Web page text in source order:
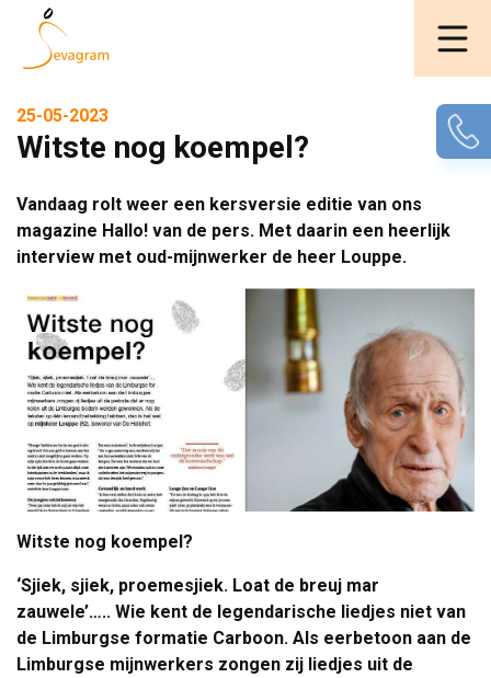
25-05-2023
Witste nog koempel?
Vandaag rolt weer een kersversie editie van ons
magazine Hallo! van de pers. Met daarin een heerlijk
interview met oud-mijnwerker de heer Louppe.
Witste nog koempel?
‘Sjiek, sjiek, proemesjiek. Loat de breuj mar
zauwele’….. Wie kent de legendarische liedjes niet van
de Limburgse formatie Carboon. Als eerbetoon aan de
Limburgse mijnwerkers zongen zij liedjes uit de